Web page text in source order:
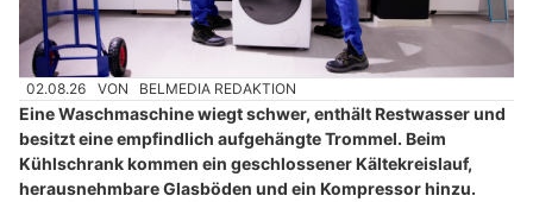
02.08.26 VON BELMEDIA REDAKTION
Eine Waschmaschine wiegt schwer, enthält Restwasser und
besitzt eine empfindlich aufgehängte Trommel. Beim
Kühlschrank kommen ein geschlossener Kältekreislauf,
herausnehmbare Glasböden und ein Kompressor hinzu.